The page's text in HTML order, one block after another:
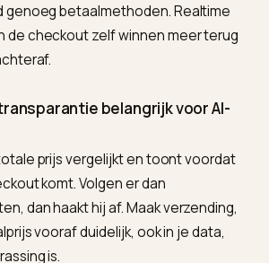
de sterkste keuze, omdat
en productinfo vooraf
houdt. Zo komt de via AI
AI-kopers af bij mijn checkout?
frictie als andere kopers:
een verplicht account